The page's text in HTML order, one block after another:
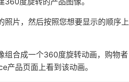
照片，然后按照您想要显示的顺序上
组合成一个360度旋转动画，购物者
产品页面上看到该动画。